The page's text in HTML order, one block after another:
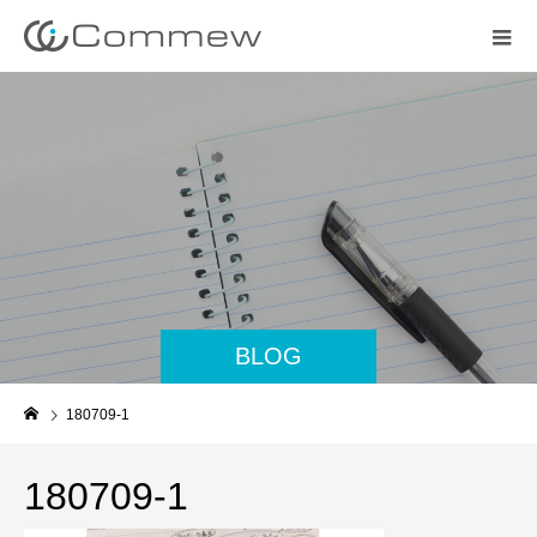
BLOG
180709-1
180709-1